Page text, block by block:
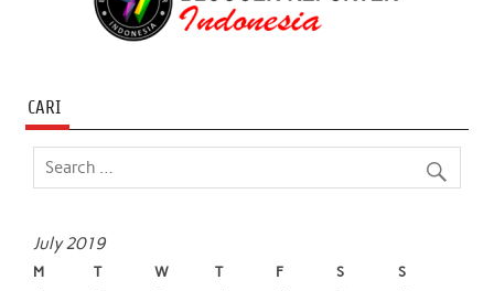
CARI
July 2019
M T W T F S S